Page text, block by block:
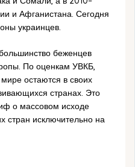
и Афганистана. Сегодня
украинцев.
беженцев
По оценкам УВКБ,
остаются в своих
странах. Это
о массовом исходе
стран исключительно на